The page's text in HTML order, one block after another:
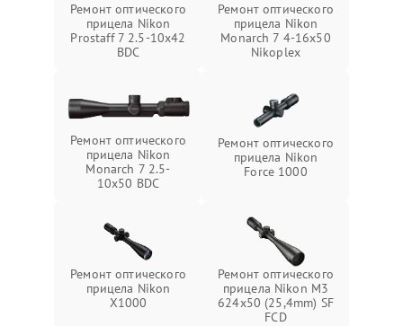
Ремонт оптического
прицела Nikon
Prostaff 7 2.5-10x42
BDC
Ремонт оптического
прицела Nikon
Monarch 7 4-16x50
Nikoplex
Ремонт оптического
прицела Nikon
Monarch 7 2.5-
10x50 BDC
Ремонт оптического
прицела Nikon
Force 1000
Ремонт оптического
прицела Nikon
X1000
Ремонт оптического
прицела Nikon M3
624x50 (25,4mm) SF
FCD